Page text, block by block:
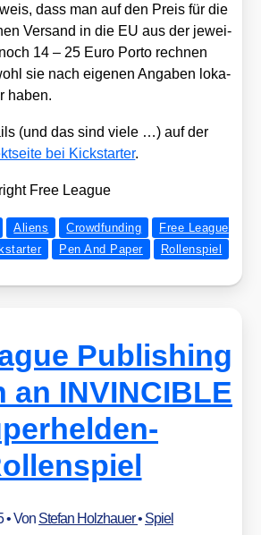
dass man auf den Preis für die
Ver­sand in die EU aus der jewei­
14 – 25 Euro Por­to rech­nen
sie nach eige­nen Anga­ben loka­
haben.
(und das sind vie­le …) auf der
bei Kick­star­ter.
Free League
Aliens Crowdfunding
Free League
Pen And Paper
Rollenspiel
Publishing
an INVINCIBLE
• Von Stefan Holzhauer• Spiel